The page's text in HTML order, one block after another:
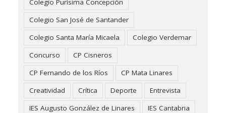
Colegio Purísima Concepción
Colegio San José de Santander
Colegio Santa María Micaela
Colegio Verdemar
Concurso
CP Cisneros
CP Fernando de los Ríos
CP Mata Linares
Creatividad
Crítica Deporte
Entrevista
IES Augusto González de Linares
IES Cantabria